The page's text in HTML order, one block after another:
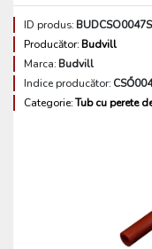
ID produs:BUDCSO0047S
Producător:Budvill
Marca:Budvill
Indice producător:
Categorie:Tub cu perete